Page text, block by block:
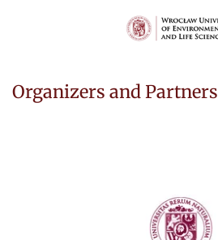
Organizers and Partners